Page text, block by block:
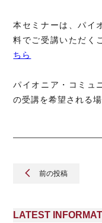
本セミナーは、パイ
料でご受講いただく
ちら
パイオニア・コミュ
の受講を希望される場
前の投稿
LATEST